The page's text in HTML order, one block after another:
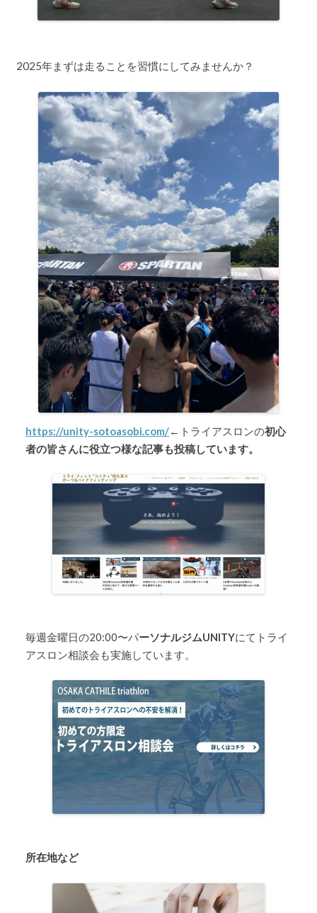
2025年まずは走ることを習慣にしてみませんか？
https://unity-sotoasobi.com/←トライアスロンの初心
者の皆さんに役立つ様な記事も投稿しています。
毎週金曜日の20:00〜パーソナルジムUNITYにてトライ
アスロン相談会も実施しています。
所在地など